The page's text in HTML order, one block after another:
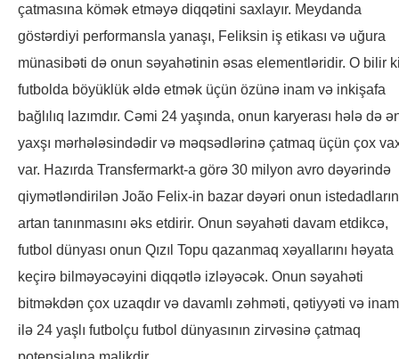
çatmasına kömək etməyə diqqətini saxlayır. Meydanda
göstərdiyi performansla yanaşı, Feliksin iş etikası və uğura
münasibəti də onun səyahətinin əsas elementləridir. O bilir
futbolda böyüklük əldə etmək üçün özünə inam və inkişafa
bağlılıq lazımdır. Cəmi 24 yaşında, onun karyerası hələ də
yaxşı mərhələsindədir və məqsədlərinə çatmaq üçün çox
var. Hazırda Transfermarkt-a görə 30 milyon avro dəyərində
qiymətləndirilən João Felix-in bazar dəyəri onun
artan tanınmasını əks etdirir. Onun səyahəti davam etdikcə,
futbol dünyası onun Qızıl Topu qazanmaq xəyallarını həyata
keçirə bilməyəcəyini diqqətlə izləyəcək. Onun səyahəti
bitməkdən çox uzaqdır və davamlı zəhməti, qətiyyəti və
ilə 24 yaşlı futbolçu futbol dünyasının zirvəsinə çatmaq